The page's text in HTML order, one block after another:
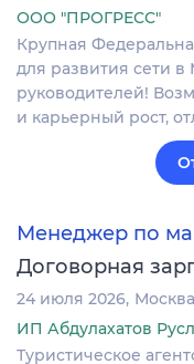
ООО "ПРОГРЕСС"
Крупная
для развития сети
руководителей!
и карьерный рост,
Менеджер по
Договорная
24 июля 2026 Москва
ИП Абдулахатов
Туристическое